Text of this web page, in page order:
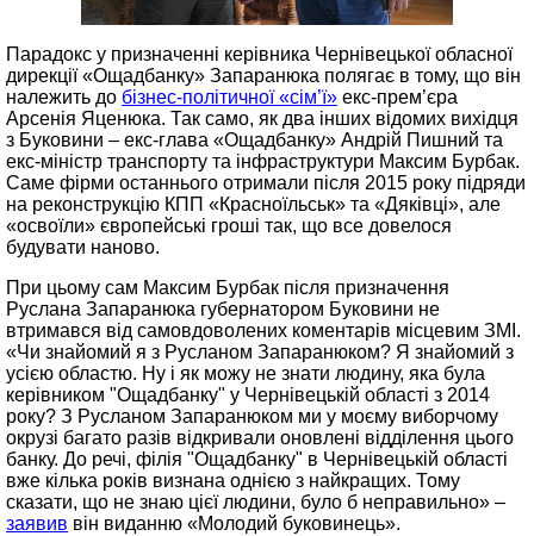
Парадокс у призначенні керівника Чернівецької обласної
дирекції «Ощадбанку» Запаранюка полягає в тому, що він
належить до бізнес-політичної «сім’ї» екс-прем’єра
Арсенія Яценюка. Так само, як два інших відомих вихідця
з Буковини – екс-глава «Ощадбанку» Андрій Пишний та
екс-міністр транспорту та інфраструктури Максим Бурбак.
Саме фірми останнього отримали після 2015 року підряди
на реконструкцію КПП «Красноїльськ» та «Дяківці», але
«освоїли» європейські гроші так, що все довелося
будувати наново.
При цьому сам Максим Бурбак після призначення
Руслана Запаранюка губернатором Буковини не
втримався від самовдоволених коментарів місцевим ЗМІ.
«Чи знайомий я з Русланом Запаранюком? Я знайомий з
усією областю. Ну і як можу не знати людину, яка була
керівником "Ощадбанку" у Чернівецькій області з 2014
року? З Русланом Запаранюком ми у моєму виборчому
окрузі багато разів відкривали оновлені відділення цього
банку. До речі, філія "Ощадбанку" в Чернівецькій області
вже кілька років визнана однією з найкращих. Тому
сказати, що не знаю цієї людини, було б неправильно» –
заявив він виданню «Молодий буковинець».